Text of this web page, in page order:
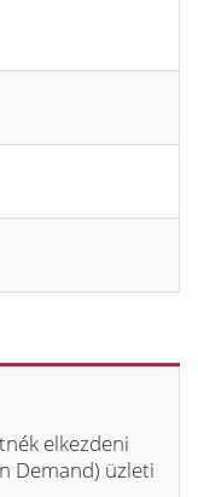
elkezdeni
Demand) üzleti